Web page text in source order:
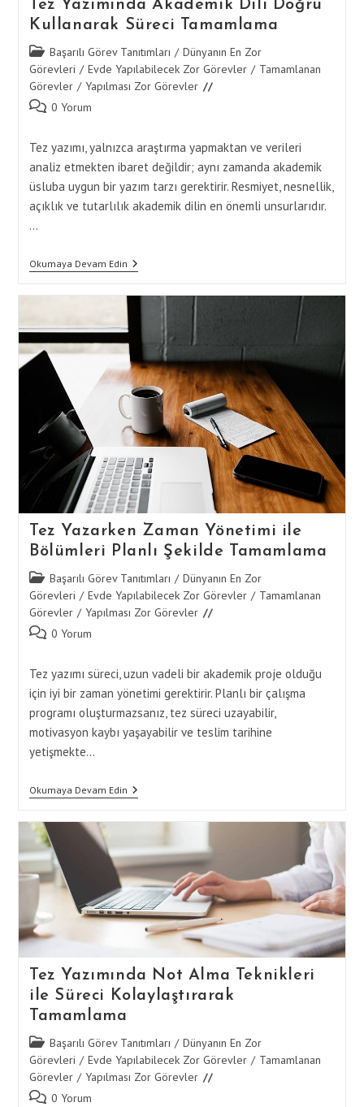
Tez Yazımında Akademik Dili Doğru
Kullanarak Süreci Tamamlama
Post
category:
Başarılı Görev Tanıtımları / Dünyanın En Zor
Görevleri / Evde Yapılabilecek Zor Görevler / Tamamlanan
Görevler / Yapılması Zor Görevler
Post 0 Yorum
Tez yazımı, yalnızca araştırma yapmaktan ve verileri
analiz etmekten ibaret değildir; aynı zamanda akademik
üsluba uygun bir yazım tarzı gerektirir. Resmiyet, nesnellik,
açıklık ve tutarlılık akademik dilin en önemli unsurlarıdır.
…
Okumaya Devam EdinTez
Yazımında
Dili
Doğru
Kullanarak
Süreci
Tamamlama
Tez Yazarken Zaman Yönetimi ile
Bölümleri Planlı Şekilde Tamamlama
Post
category:
Başarılı Görev Tanıtımları / Dünyanın En Zor
Görevleri / Evde Yapılabilecek Zor Görevler / Tamamlanan
Görevler / Yapılması Zor Görevler
Post 0 Yorum
Tez yazımı süreci, uzun vadeli bir akademik proje olduğu
için iyi bir zaman yönetimi gerektirir. Planlı bir çalışma
programı oluşturmazsanız, tez süreci uzayabilir,
motivasyon kaybı yaşayabilir ve teslim tarihine
yetişmekte…
Okumaya Devam EdinTez
Yazarken
Bölümleri
Planlı
Şekilde
Tamamlama
Tez Yazımında Not Alma Teknikleri
ile Süreci Kolaylaştırarak
Tamamlama
Post
category:
Başarılı Görev Tanıtımları / Dünyanın En Zor
Görevleri / Evde Yapılabilecek Zor Görevler / Tamamlanan
Görevler / Yapılması Zor Görevler
Post 0 Yorum